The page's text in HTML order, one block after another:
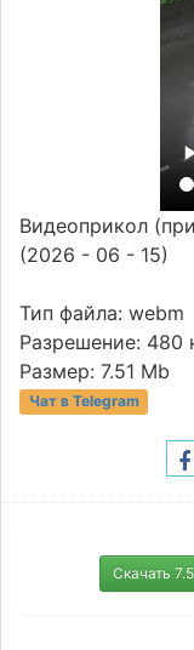
Видеоприкол
(2026 - 06 - 15)
Тип файла: webm
Разрешение: 480
Размер: 7.51 Mb
Чат в Telegram
Скачать